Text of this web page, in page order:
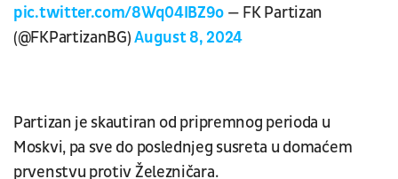
pic.twitter.com/8Wq04IBZ9o — FK Partizan
(@FKPartizanBG)August 8, 2024
Partizan je skautiran od pripremnog perioda u
Moskvi, pa sve do poslednjeg susreta u domaćem
prvenstvu protiv Železničara.